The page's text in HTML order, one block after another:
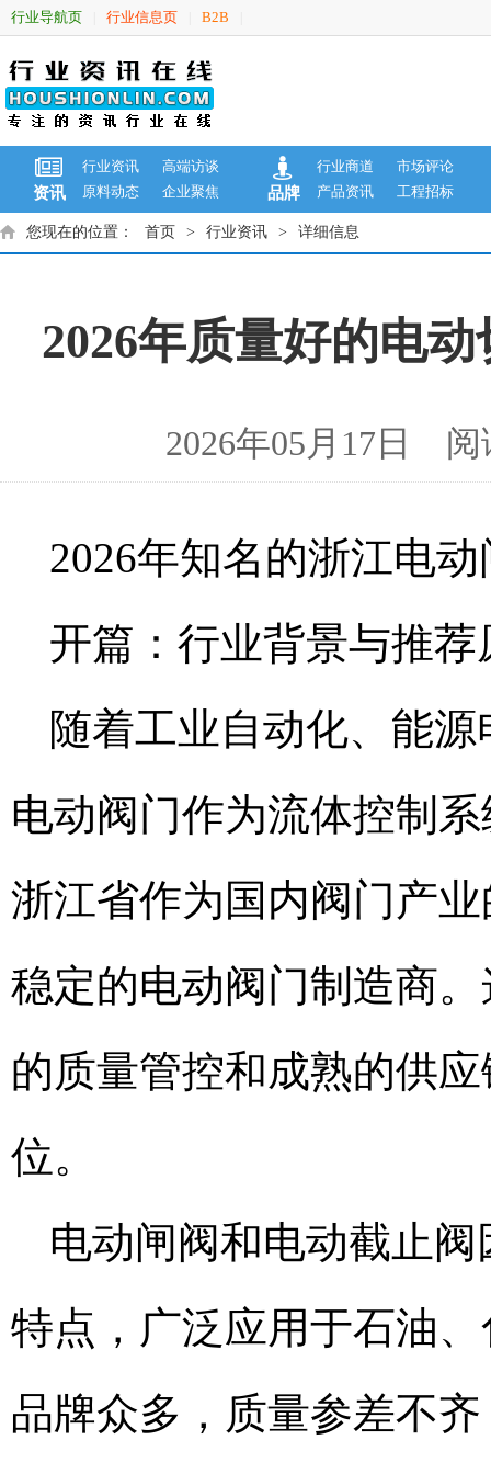
行业导航页 行业信息页 B2B
资讯
行业资讯
高端访谈
原料动态
企业聚焦 品牌
行业商道
市场评论
产品资讯
工程招标
您现在的位置： 首页 > 行业资讯 > 详细信息
2026年质量好的电
2026年05月17日
2026年知名的浙江电
开篇：行业背景与推荐
随着工业自动化、能
电动阀门作为流体控制
浙江省作为国内阀门产
稳定的电动阀门制造商
的质量管控和成熟的供
位。
电动闸阀和电动截止
特点，广泛应用于石油
品牌众多，质量参差不